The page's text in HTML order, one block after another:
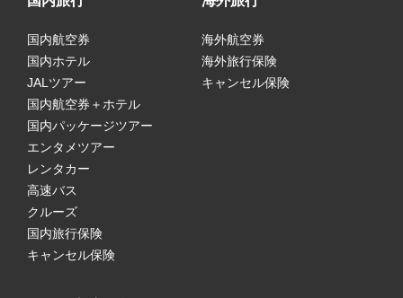
国内航空券
国内ホテル
JALツアー
国内航空券＋ホテル
国内パッケージツアー
エンタメツアー
レンタカー
高速バス
クルーズ
国内旅行保険
キャンセル保険
海外航空券
海外旅行保険
キャンセル保険